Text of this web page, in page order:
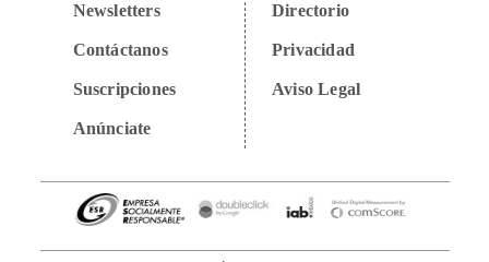
Newsletters
Contáctanos
Suscripciones
Anúnciate
Directorio
Privacidad
Aviso Legal